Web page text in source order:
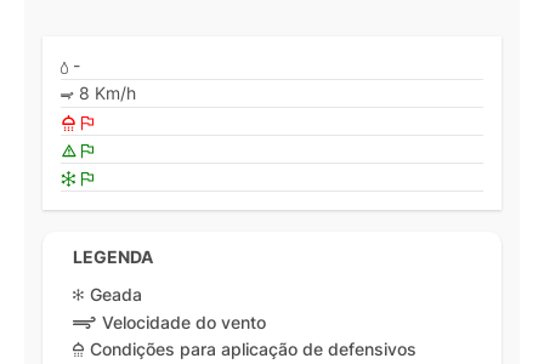
-
8 Km/h
LEGENDA
Geada
Velocidade do vento
Condições para aplicação de defensivos